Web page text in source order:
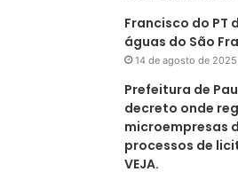
Francisco do PT
águas do São
14 de agosto de 2025
Prefeitura de
decreto onde
microempresas
processos de
VEJA.